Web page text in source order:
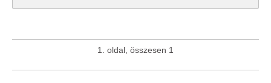
1. oldal, összesen 1